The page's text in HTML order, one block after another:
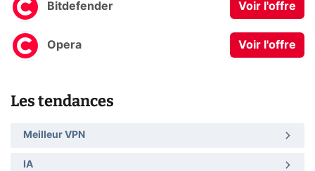
Bitdefender Voir l'offre
Opera Voir l'offre
Les tendances
Meilleur VPN
IA